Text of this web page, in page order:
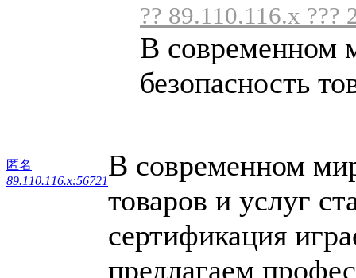
匿名
89.110.116.x:56721
?? 89.110.116.x ???
В современном
безопасность
В современном
товаров и услуг
сертификация
предлагаем